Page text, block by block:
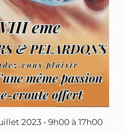
2023 • 9h00 à 17h00